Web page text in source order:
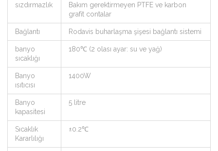
sızdırmazlık
Bakım gerektirmeyen PTFE ve karbon
grafit contalar
Bağlantı Rodavis buharlaşma şişesi bağlantı sistemi
banyo
sıcaklığı
180℃ (2 olası ayar: su ve yağ)
Banyo
ısıtıcısı
1400W
Banyo
kapasitesi
5 litre
Sıcaklık
Kararlılığı
±0.2℃